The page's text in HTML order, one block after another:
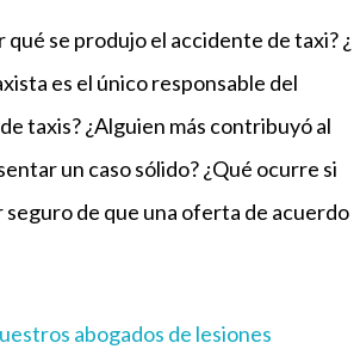
qué se produjo el accidente de taxi? ¿
es el único responsable del
taxis? ¿Alguien más contribuyó al
un caso sólido? ¿Qué ocurre si
de que una oferta de acuerdo
abogados de lesiones